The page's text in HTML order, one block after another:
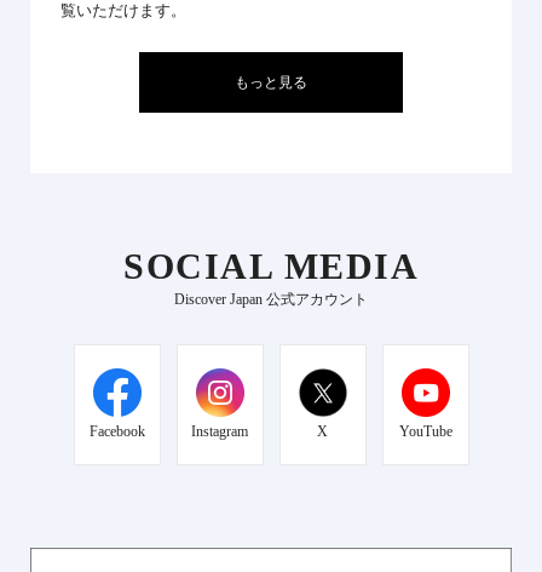
覧いただけます。
もっと見る
SOCIAL MEDIA
Discover Japan 公式アカウント
Facebook Instagram X YouTube